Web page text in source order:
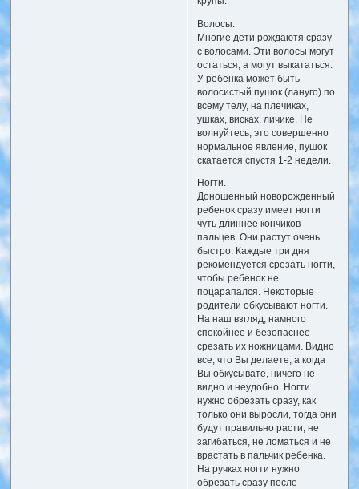
Волосы.
Многие дети рождаютя сразу
с волосами. Эти волосы могут
остаться, а могут выкататься.
У ребенка может быть
волосистый пушок (лануго) по
всему телу, на плечиках,
ушках, висках, личике. Не
волнуйтесь, это совершенно
нормальное явление, пушок
скатается спустя 1-2 недели.
Ногти.
Доношенный новорожденный
ребенок сразу имеет ногти
чуть длиннее кончиков
пальцев. Они растут очень
быстро. Каждые три дня
рекомендуется срезать ногти,
чтобы ребенок не
поцарапался. Некоторые
родители обкусывают ногти.
На наш взгляд, намного
спокойнее и безопаснее
срезать их ножницами. Видно
все, что Вы делаете, а когда
Вы обкусывате, ничего не
видно и неудобно. Ногти
нужно обрезать сразу, как
только они выросли, тогда они
будут правильно расти, не
загибаться, не ломаться и не
врастать в пальчик ребенка.
На ручках ногти нужно
обрезать сразу после